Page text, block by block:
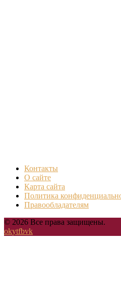
Контакты
О сайте
Карта сайта
Политика
Правообладателям
© 2026 Все права защищены.
okytfbvk